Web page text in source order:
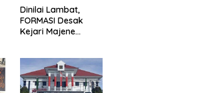
Dinilai Lambat,
FORMASI Desak
Kejari Majene
Fiktif RSUD Majene